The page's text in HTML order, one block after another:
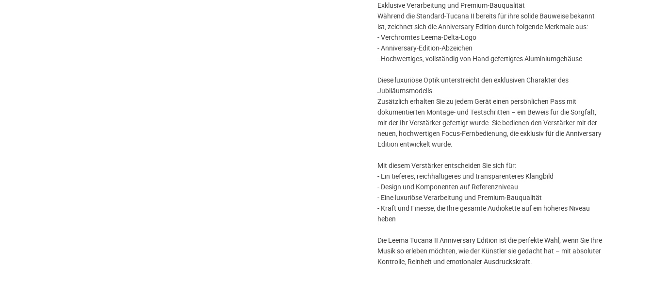
Exklusive Verarbeitung und Premium‑Bauqualität
Während die Standard‑Tucana II bereits für ihre solide Bauweise bekannt
ist, zeichnet sich die Anniversary Edition durch folgende Merkmale aus:
- Verchromtes Leema‑Delta‑Logo
- Anniversary‑Edition‑Abzeichen
- Hochwertiges, vollständig von Hand gefertigtes Aluminiumgehäuse
Diese luxuriöse Optik unterstreicht den exklusiven Charakter des
Jubiläumsmodells.
Zusätzlich erhalten Sie zu jedem Gerät einen persönlichen Pass mit
dokumentierten Montage‑ und Testschritten – ein Beweis für die Sorgfalt,
mit der Ihr Verstärker gefertigt wurde. Sie bedienen den Verstärker mit der
neuen, hochwertigen Focus‑Fernbedienung, die exklusiv für die Anniversary
Edition entwickelt wurde.
Mit diesem Verstärker entscheiden Sie sich für:
- Ein tieferes, reichhaltigeres und transparenteres Klangbild
- Design und Komponenten auf Referenzniveau
- Eine luxuriöse Verarbeitung und Premium‑Bauqualität
- Kraft und Finesse, die Ihre gesamte Audiokette auf ein höheres Niveau
heben
Die Leema Tucana II Anniversary Edition ist die perfekte Wahl, wenn Sie Ihre
Musik so erleben möchten, wie der Künstler sie gedacht hat – mit absoluter
Kontrolle, Reinheit und emotionaler Ausdruckskraft.